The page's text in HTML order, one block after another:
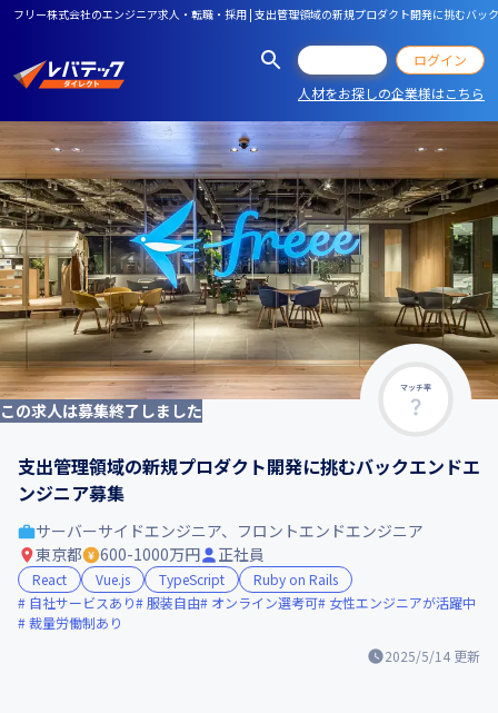
フリー株式会社のエンジニア求人・転職・採用 | 支出管理領域の新規プロダクト開発に挑むバッ
ログイン
人材をお探しの企業様はこちら
マッチ率
この求人は募集終了しました
支出管理領域の新規プロダクト開発に挑むバックエンドエ
ンジニア募集
2025/5/14 更新
サーバーサイドエンジニア、フロントエンドエンジニア
東京都
600-1000万円 正社員
React Vue.js TypeScript
Ruby on Rails
自社サービスあり
服装自由 オンライン選考可
女性エンジニアが活躍中
裁量労働制あり